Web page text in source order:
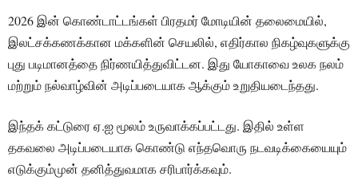
2026 இன் கொண்டாட்டங்கள் பிரதமர் மோடியின் தலைமையில்,
இலட்சக்கணக்கான மக்களின் செயலில், எதிர்கால நிகழ்வுகளுக்கு
புது படிமானத்தை நிர்ணயித்துவிட்டன. இது யோகாவை உலக நலம்
மற்றும் நல்வாழ்வின் அடிப்படையாக ஆக்கும் உறுதியடைந்தது.
இந்தக் கட்டுரை ஏ.ஐ மூலம் உருவாக்கப்பட்டது. இதில் உள்ள
தகவலை அடிப்படையாக கொண்டு எந்தவொரு நடவடிக்கையையும்
எடுக்கும்முன் தனித்துவமாக சரிபார்க்கவும்.